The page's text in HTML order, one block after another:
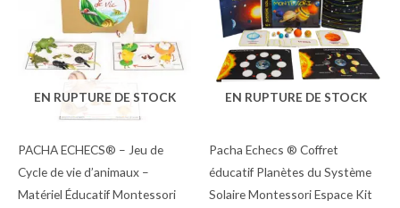
EN RUPTURE DE STOCK
PACHA ECHECS® – Jeu de
Cycle de vie d’animaux –
Matériel Éducatif Montessori
EN RUPTURE DE STOCK
Pacha Echecs ® Coffret
éducatif Planètes du Système
Solaire Montessori Espace Kit
était :
35.99€.
est :
29.99€.